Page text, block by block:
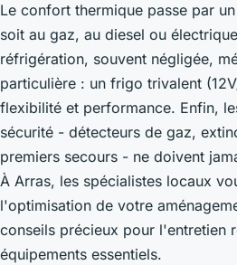
Le confort thermique passe par
soit au gaz, au diesel ou
réfrigération, souvent négligée,
particulière : un frigo trivalent
flexibilité et performance. Enfin,
sécurité - détecteurs de gaz,
premiers secours - ne doivent
À Arras, les spécialistes locaux
l'optimisation de votre
conseils précieux pour l'entretien
équipements essentiels.